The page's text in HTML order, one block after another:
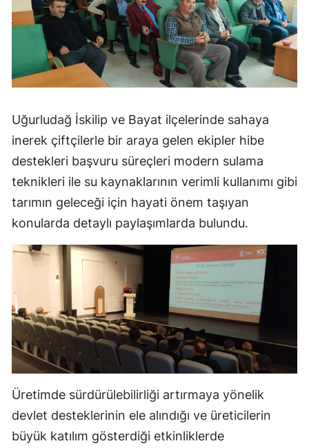
Kastamonu
Kayseri
Kırklareli
Kocaeli
Konya
Kütahya
Malatya
Kahramanmaraş
Mardin
Muğla
Muş
Niğde
Ordu
Uğurludağ İskilip ve Bayat ilçelerinde sahaya
inerek çiftçilerle bir araya gelen ekipler hibe
destekleri başvuru süreçleri modern sulama
teknikleri ile su kaynaklarının verimli kullanımı gibi
tarımın geleceği için hayati önem taşıyan
konularda detaylı paylaşımlarda bulundu.
Üretimde sürdürülebilirliği artırmaya yönelik
devlet desteklerinin ele alındığı ve üreticilerin
büyük katılım gösterdiği etkinliklerde